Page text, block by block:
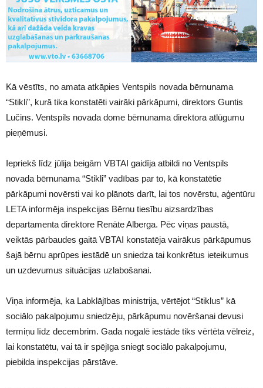
Kā vēstīts, no amata atkāpies Ventspils novada bērnunama
“Stikli”, kurā tika konstatēti vairāki pārkāpumi, direktors Guntis
Lučins. Ventspils novada dome bērnunama direktora atlūgumu
pieņēmusi.
Iepriekš līdz jūlija beigām VBTAI gaidīja atbildi no Ventspils
novada bērnunama “Stikli” vadības par to, kā konstatētie
pārkāpumi novērsti vai ko plānots darīt, lai tos novērstu, aģentūru
LETA informēja inspekcijas Bērnu tiesību aizsardzības
departamenta direktore Renāte Alberga. Pēc viņas paustā,
veiktās pārbaudes gaitā VBTAI konstatēja vairākus pārkāpumus
šajā bērnu aprūpes iestādē un sniedza tai konkrētus ieteikumus
un uzdevumus situācijas uzlabošanai.
Viņa informēja, ka Labklājības ministrija, vērtējot “Stiklus” kā
sociālo pakalpojumu sniedzēju, pārkāpumu novēršanai devusi
termiņu līdz decembrim. Gada nogalē iestāde tiks vērtēta vēlreiz,
lai konstatētu, vai tā ir spējīga sniegt sociālo pakalpojumu,
piebilda inspekcijas pārstāve.